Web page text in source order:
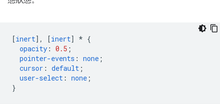
[inert], [inert] * {
opacity : 0.5 ;
pointer-events : none ;
cursor : default ;
user-select : none ;
}